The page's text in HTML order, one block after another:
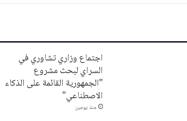
اجتماع وزاري تشاوري في
السراي لبحث مشروع
"الجمهورية القائمة على الذكاء
الاصطناعي"
منذ يومين